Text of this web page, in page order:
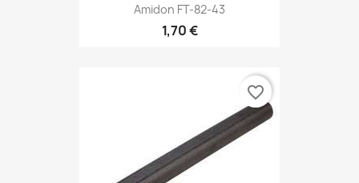
Amidon FT-82-43
1,70 €
favorite_border